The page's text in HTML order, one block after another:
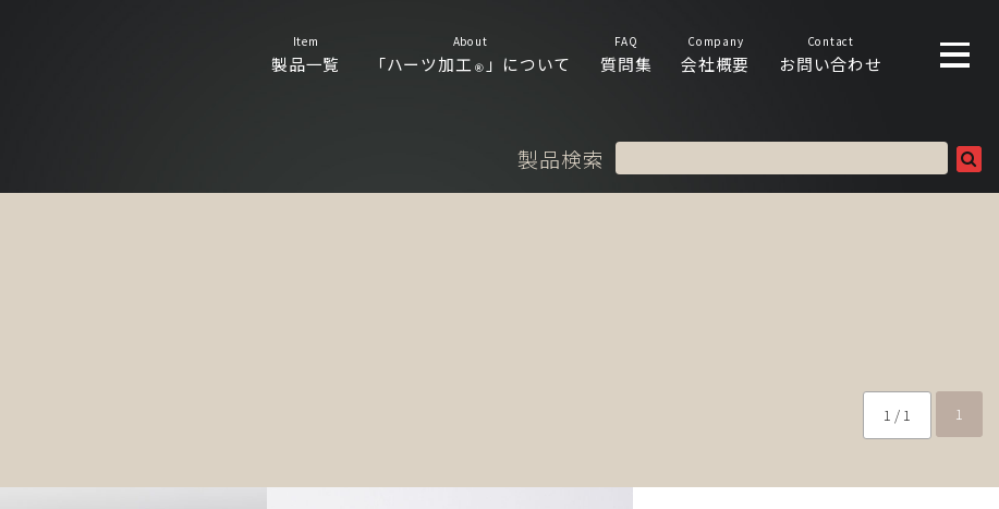
Item
製品一覧
About
「ハーツ加工 Ⓡ 」について
FAQ
質問集
Company
会社概要
Contact
お問い合わせ
製品検索
1 / 1 1